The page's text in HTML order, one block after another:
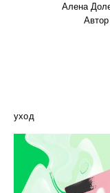
Алена
Автор
уход